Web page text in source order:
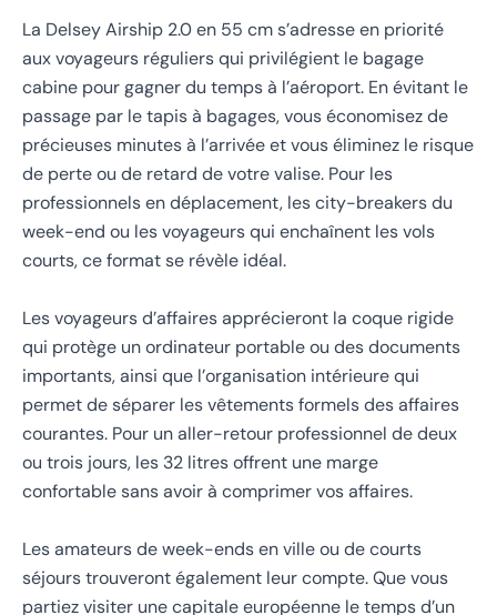
La Delsey Airship 2.0 en 55 cm s’adresse en priorité
aux voyageurs réguliers qui privilégient le bagage
cabine pour gagner du temps à l’aéroport. En évitant le
passage par le tapis à bagages, vous économisez de
précieuses minutes à l’arrivée et vous éliminez le risque
de perte ou de retard de votre valise. Pour les
professionnels en déplacement, les city-breakers du
week-end ou les voyageurs qui enchaînent les vols
courts, ce format se révèle idéal.
Les voyageurs d’affaires apprécieront la coque rigide
qui protège un ordinateur portable ou des documents
importants, ainsi que l’organisation intérieure qui
permet de séparer les vêtements formels des affaires
courantes. Pour un aller-retour professionnel de deux
ou trois jours, les 32 litres offrent une marge
confortable sans avoir à comprimer vos affaires.
Les amateurs de week-ends en ville ou de courts
séjours trouveront également leur compte. Que vous
partiez visiter une capitale européenne le temps d’un